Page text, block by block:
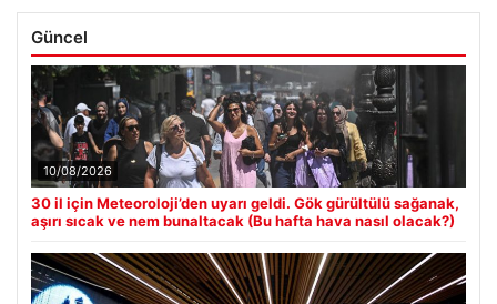
Güncel
10/08/2026
30 il için Meteoroloji’den uyarı geldi. Gök gürültülü sağanak,
aşırı sıcak ve nem bunaltacak (Bu hafta hava nasıl olacak?)